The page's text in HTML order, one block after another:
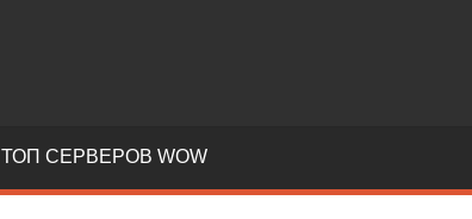
ТОП СЕРВЕРОВ WOW